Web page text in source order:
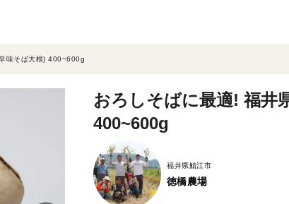
味そば大根) 400~600g
おろしそばに最適! 福井
400~600g
福井県鯖江市
徳橋農場